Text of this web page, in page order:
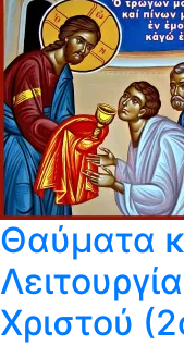
Θαύματα
Χριστού